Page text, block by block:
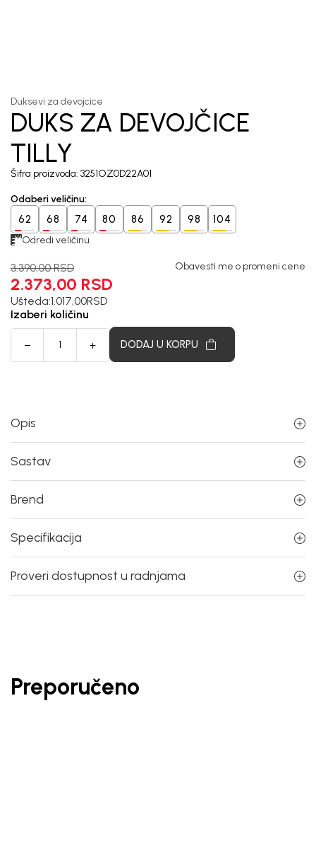
Duksevi za devojcice
DUKS ZA DEVOJČICE
TILLY
Šifra proizvoda: 3251OZ0D22A01
Odaberi veličinu:
62 68 74 80 86 92 98 104
Odredi veličinu
3.390,00 RSD
2.373,00 RSD
Ušteda:1.017,00RSD
Obavesti me o promeni cene
Izaberi količinu
DODAJ U KORPU
Opis
Sastav
Brend
Specifikacija
Proveri dostupnost u radnjama
Preporučeno